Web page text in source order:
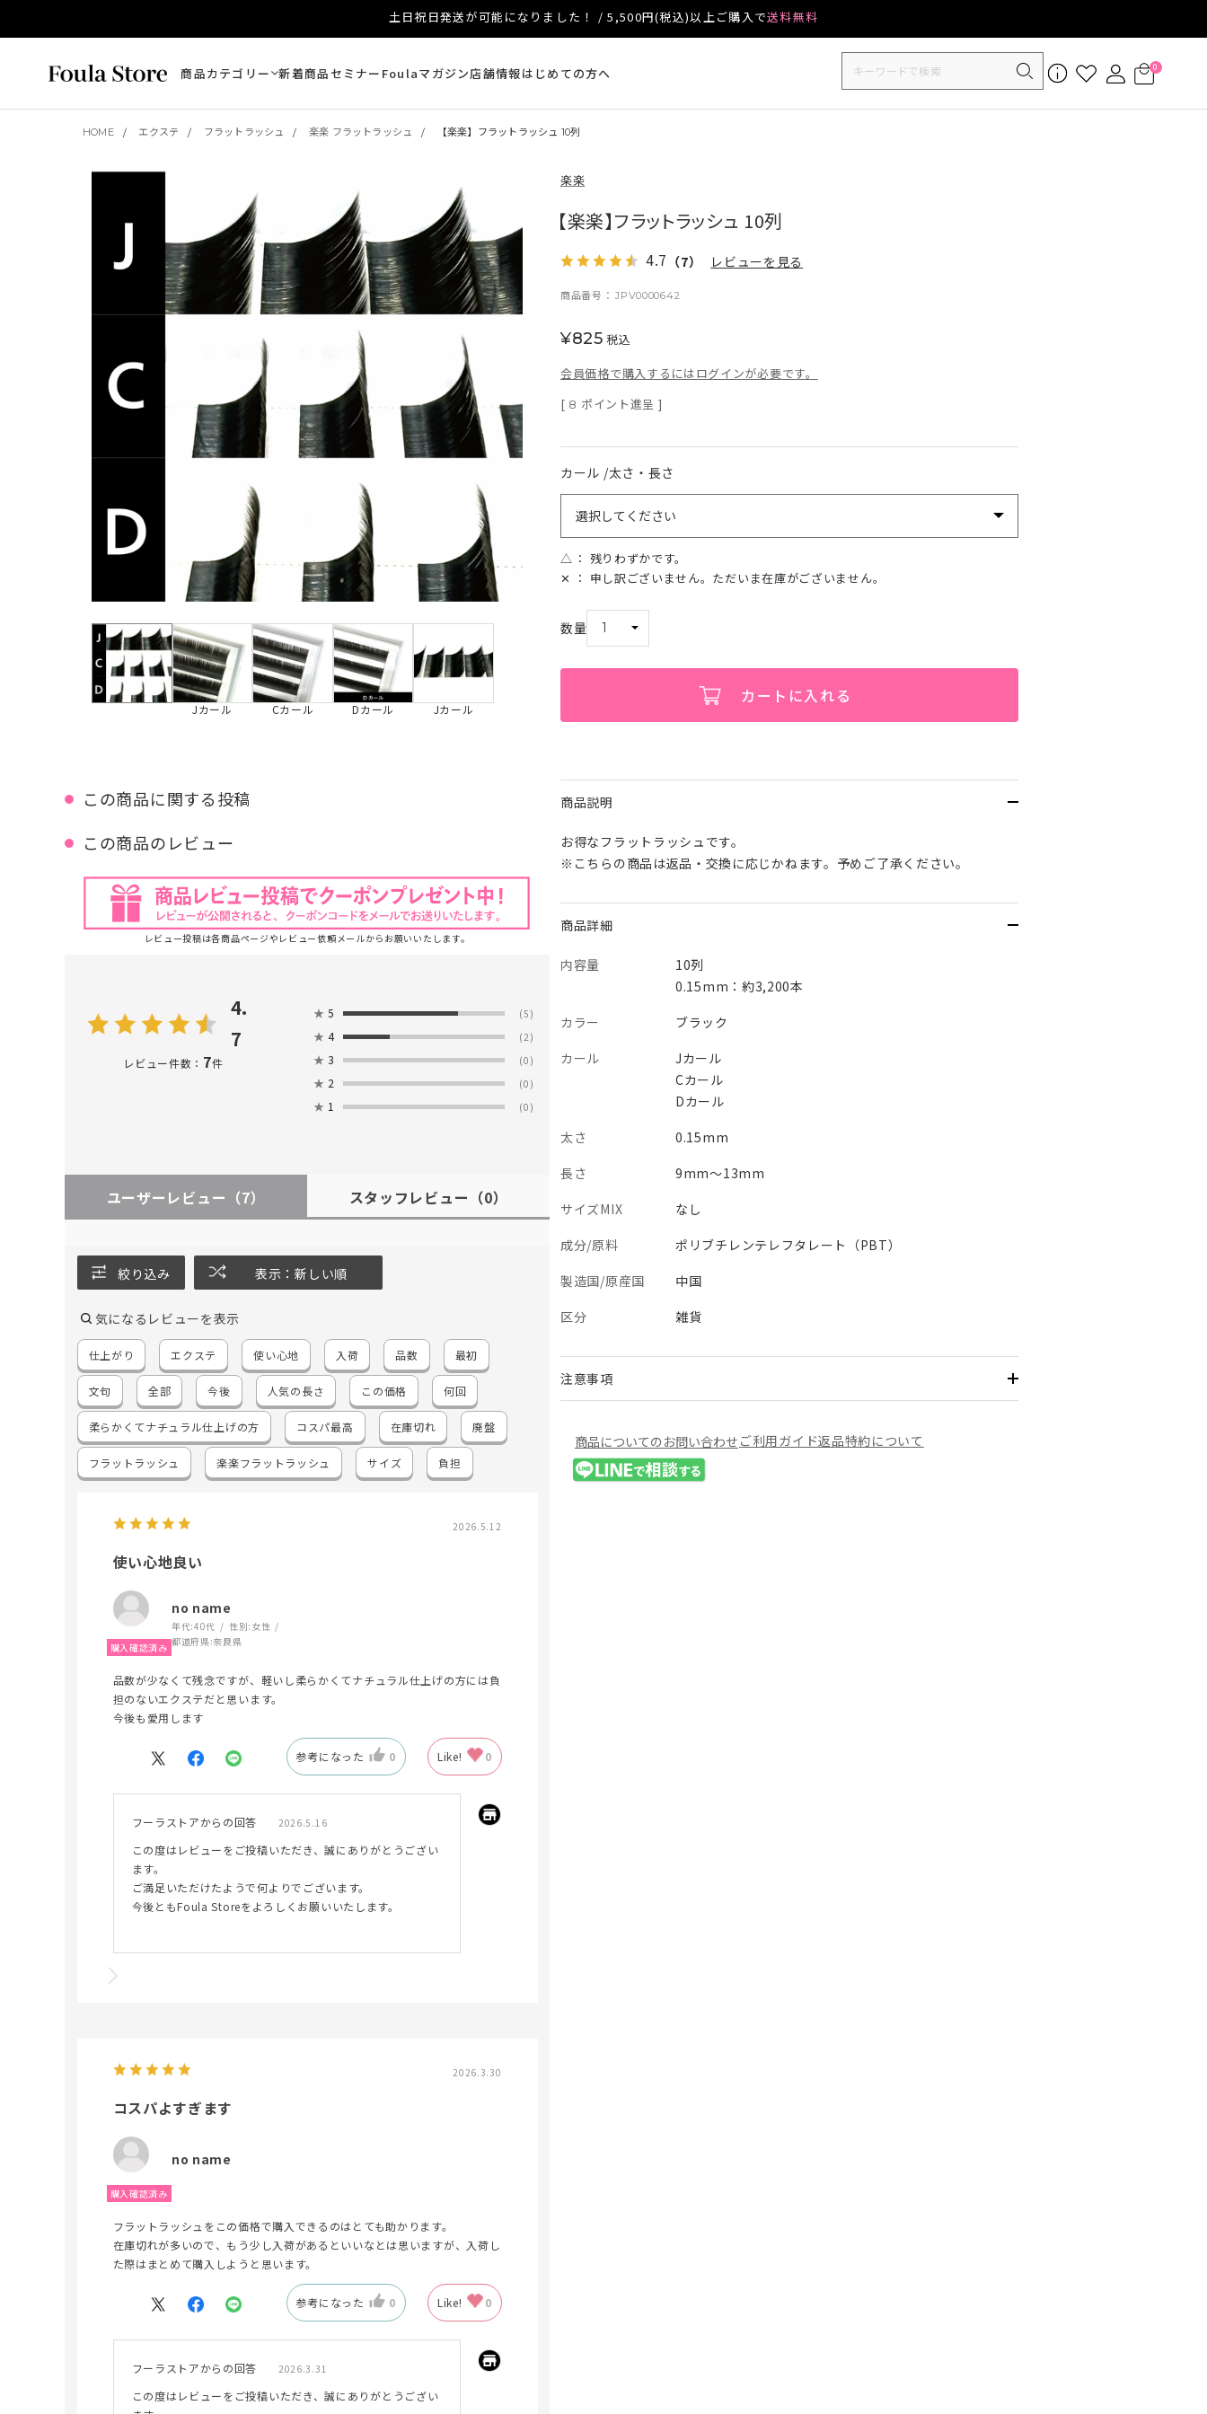
土日祝日発送が可能になりました！ / 5,500円(税込)以上ご購入で送料無料
商品カテゴリー 新着商品セミナー Foulaマガジン店舗情報はじめての方へ 0
HOME エクステ フラットラッシュ 楽楽 フラットラッシュ 【楽楽】フラットラッシュ 10列
Jカール Cカール Dカール Jカール
この商品に関する投稿
この商品のレビュー
レビュー投稿は各商品ページやレビュー依頼メールからお願いいたします。
4.
7
レビュー件数： 7件
★ 5 (5)
★ 4 (2)
★ 3 (0)
★ 2 (0)
★ 1 (0)
ユーザーレビュー （7） スタッフレビュー （0）
絞り込み 表示：新しい順
気になるレビューを表示
仕上がり エクステ 使い心地 入荷 品数 最初
文句 全部 今後 人気の長さ この価格 何回
柔らかくてナチュラル仕上げの方 コスパ最高 在庫切れ 廃盤
フラットラッシュ 楽楽フラットラッシュ サイズ 負担
2026.5.12
使い心地良い
no name
年代:40代 性別: 女性
都道府県:奈良県
品数が少なくて残念ですが、軽いし柔らかくてナチュラル仕上げの方には負
担のないエクステだと思います。
今後も愛用します
参考になった 0 Like! 0
フーラストアからの回答 2026.5.16
この度はレビューをご投稿いただき、誠にありがとうござい
ます。
ご満足いただけたようで何よりでございます。
今後ともFoula Storeをよろしくお願いいたします。
2026.3.30
コスパよすぎます
no name
フラットラッシュをこの価格で購入できるのはとても助かります。
在庫切れが多いので、もう少し入荷があるといいなとは思いますが、入荷し
た際はまとめて購入しようと思います。
参考になった 0 Like! 0
フーラストアからの回答 2026.3.31
この度はレビューをご投稿いただき、誠にありがとうござい
楽楽
【楽楽】フラットラッシュ 10列
4.7 （7） レビューを見る
商品番号 JPV0000642
¥825 税込
会員価格で購入するにはログインが必要です。
[ 8 ポイント進呈 ]
カール 太さ・長さ
△
残りわずかです。
✕
申し訳ございません。ただいま在庫がございません。
カートに入れる
商品説明
お得なフラットラッシュです。
※こちらの商品は返品・交換に応じかねます。予めご了承ください。
商品詳細
内容量
10列
0.15mm：約3,200本
カラー
ブラック
カール
Jカール
Cカール
Dカール
太さ
0.15mm
長さ
9mm～13mm
サイズMIX
なし
成分/原料
ポリブチレンテレフタレート（PBT）
製造国/原産国
中国
区分
雑貨
注意事項
商品についてのお問い合わせ ご利用ガイド返品特約について